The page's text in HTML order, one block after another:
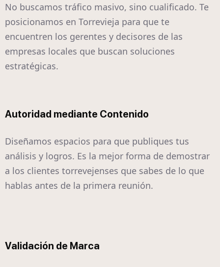
No buscamos tráfico masivo, sino cualificado. Te
posicionamos en Torrevieja para que te
encuentren los gerentes y decisores de las
empresas locales que buscan soluciones
estratégicas.
Autoridad mediante Contenido
Diseñamos espacios para que publiques tus
análisis y logros. Es la mejor forma de demostrar
a los clientes torrevejenses que sabes de lo que
hablas antes de la primera reunión.
Validación de Marca